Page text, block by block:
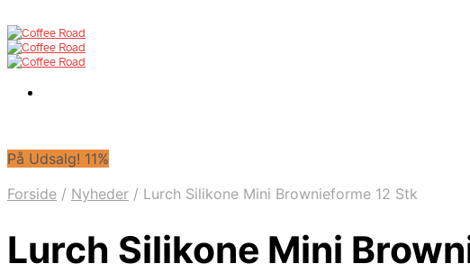
På Udsalg! 11%
Forside / Nyheder / Lurch Silikone Mini Brownieforme 12 Stk
Lurch Silikone Mini